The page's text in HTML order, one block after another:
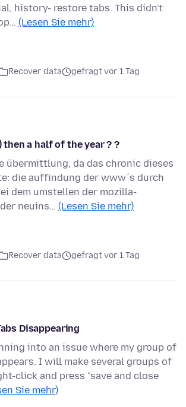
history- restore tabs. This didn't
(Lesen Sie mehr)
Recover data gefragt vor 1 Tag
then a half of the year ? ?
übermittlung, da das chronic dieses
die auffindung der www´s durch
dem umstellen der mozilla-
neuins… (Lesen Sie mehr)
Recover data gefragt vor 1 Tag
Disappearing
into an issue where my group of
I will make several groups of
click and press "save and close
Sie mehr)